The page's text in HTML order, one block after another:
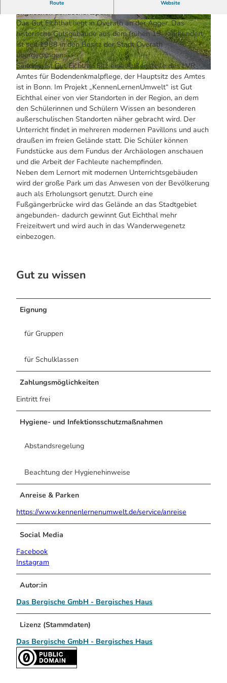
© Melissa Schülting / Das Bergische | KI-optimiert | CC-BY-SA
© Melissa Schülting / Das Bergische | KI-optim
iert | CC-BY-SA
© Melissa Schülting / Das Bergische | KI-optim
iert | CC-BY-SA
Route Website
Öffentliches historisches Gutsgebäude in einem
englischen Landschaftspark.
Das Gut Eichthal liegt in Overath an der Agger. Das
historische Gutsgebäude aus dem frühen 19. Jahrhundert
ist seit 1988 in den Besitz der Stadt Overath
übergegangen.
Seitdem ist Gut Eichthal Sitz eine Außenstelle des LVR-
Amtes für Bodendenkmalpflege, der Hauptsitz des Amtes
ist in Bonn. Im Projekt „KennenLernenUmwelt“ ist Gut
Eichthal einer von vier Standorten in der Region, an dem
den Schülerinnen und Schülern Wissen an besonderen
außerschulischen Standorten näher gebracht wird. Der
Unterricht findet in mehreren modernen Pavillons und auch
draußen im freien Gelände statt. Die Schüler können
Fundstücke aus dem Fundus der Archäologen anschauen
und die Arbeit der Fachleute nachempfinden.
Neben dem Lernort mit modernen Unterrichtsgebäuden
wird der große Park um das Anwesen von der Bevölkerung
auch als Erholungsort genutzt. Durch eine
Fußgängerbrücke wird das Gelände an das Stadtgebiet
angebunden- dadurch gewinnt Gut Eichthal mehr
Freizeitwert und wird auch in das Wanderwegenetz
einbezogen.
Gut zu wissen
Eignung
für Gruppen
für Schulklassen
Zahlungsmöglichkeiten
Eintritt frei
Hygiene- und Infektionsschutzmaßnahmen
Abstandsregelung
Beachtung der Hygienehinweise
Anreise & Parken
https://www.kennenlernenumwelt.de/service/anreise
Social Media
Facebook
Instagram
Autor:in
Das Bergische GmbH - Bergisches Haus
Lizenz (Stammdaten)
Das Bergische GmbH - Bergisches Haus